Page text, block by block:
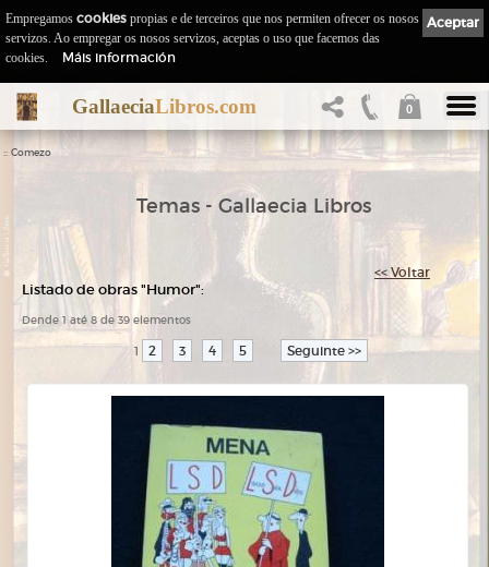
GallaeciaLibros.com 0
:: Comezo
Temas - Gallaecia Libros
<< Voltar
Listado de obras "Humor":
Dende 1 até 8 de 39 elementos
1 2 3 4 5 Seguinte >>
Aceptar
Empregamos cookies propias e de terceiros que nos permiten ofrecer os nosos
servizos. Ao empregar os nosos servizos, aceptas o uso que facemos das
cookies.
Máis información